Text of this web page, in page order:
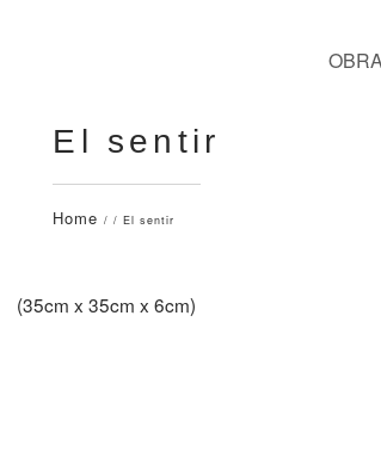
El sentir
Home/ / El sentir
(35cm x 35cm x 6cm)